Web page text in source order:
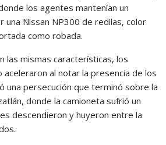
los agentes mantenían un
una Nissan NP300 de redilas, color
como robada.
las mismas características, los
aceleraron al notar la presencia de los
una persecución que terminó sobre la
donde la camioneta sufrió un
descendieron y huyeron entre la